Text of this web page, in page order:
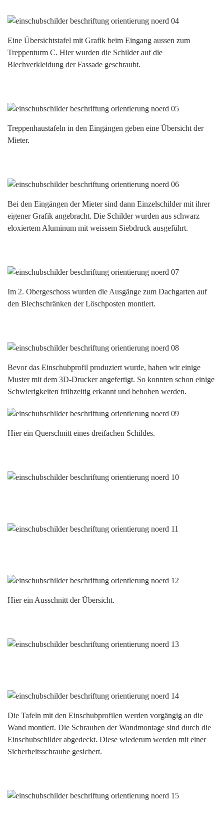
Eine Übersichtstafel mit Grafik beim Eingang aussen zum
Treppenturm C. Hier wurden die Schilder auf die
Blechverkleidung der Fassade geschraubt.
Treppenhaustafeln in den Eingängen geben eine Übersicht der
Mieter.
Bei den Eingängen der Mieter sind dann Einzelschilder mit ihrer
eigener Grafik angebracht. Die Schilder wurden aus schwarz
eloxiertem Aluminum mit weissem Siebdruck ausgeführt.
Im 2. Obergeschoss wurden die Ausgänge zum Dachgarten auf
den Blechschränken der Löschposten montiert.
Bevor das Einschubprofil produziert wurde, haben wir einige
Muster mit dem 3D-Drucker angefertigt. So konnten schon einige
Schwierigkeiten frühzeitig erkannt und behoben werden.
Hier ein Querschnitt eines dreifachen Schildes.
Hier ein Ausschnitt der Übersicht.
Die Tafeln mit den Einschubprofilen werden vorgängig an die
Wand montiert. Die Schrauben der Wandmontage sind durch die
Einschubschilder abgedeckt. Diese wiederum werden mit einer
Sicherheitsschraube gesichert.